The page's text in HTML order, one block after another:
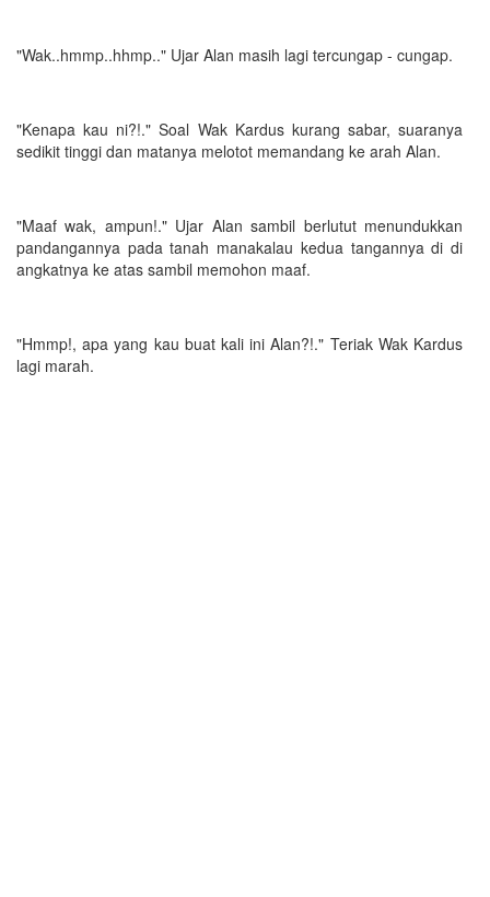
"Wak..hmmp..hhmp.." Ujar Alan masih lagi tercungap - cungap.
"Kenapa kau ni?!." Soal Wak Kardus kurang sabar, suaranya
sedikit tinggi dan matanya melotot memandang ke arah Alan.
"Maaf wak, ampun!." Ujar Alan sambil berlutut menundukkan
pandangannya pada tanah manakalau kedua tangannya di di
angkatnya ke atas sambil memohon maaf.
"Hmmp!, apa yang kau buat kali ini Alan?!." Teriak Wak Kardus
lagi marah.